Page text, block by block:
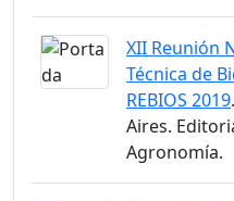
XII Reunión
Técnica de
REBIOS 2019
Aires.
Agronomía.